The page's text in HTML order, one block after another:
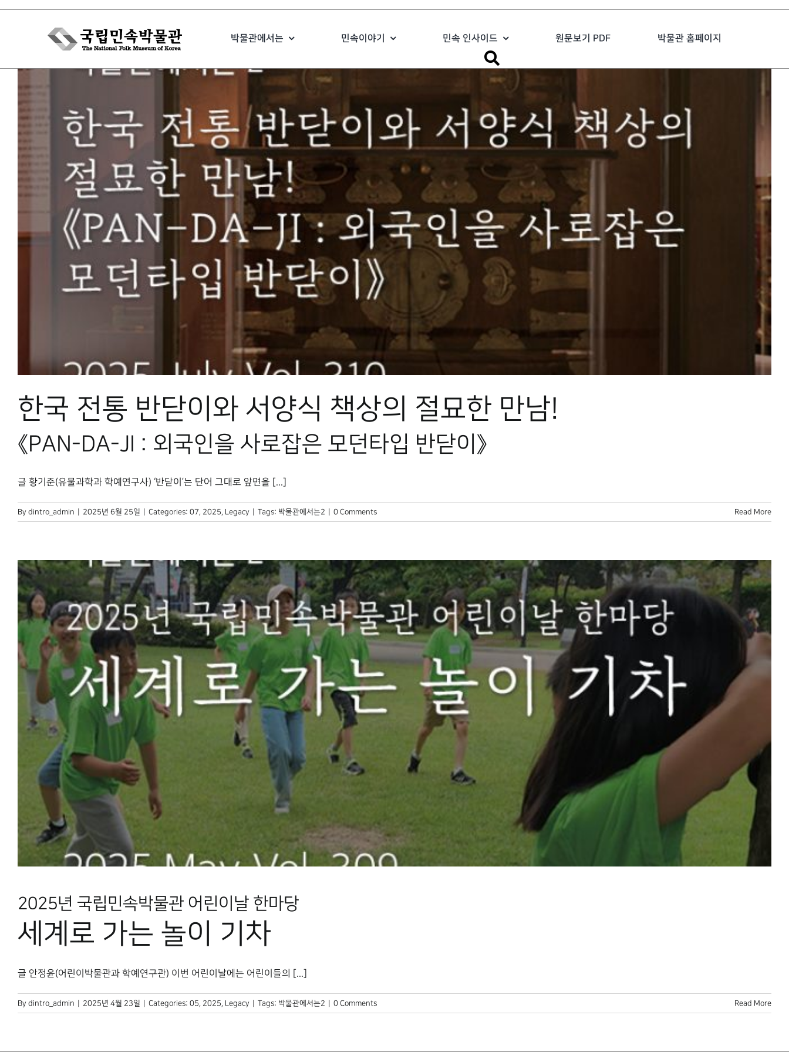
Skip
박물관에서는 민속이야기 민속 인사이드 원문보기 PDF 박물관 홈페이지
한국 전통 반닫이와 서양식 책상의 절묘한 만남!
《PAN-DA-JI : 외국인을 사로잡은 모던타입 반닫이》
글 황기준(유물과학과 학예연구사) ‘반닫이’는 단어 그대로 앞면을 [...]
By dintro_admin 2025년 6월 25일 Categories: 07, 2025, Legacy Tags: 박물관에서는2 0 Comments Read More
2025년 국립민속박물관 어린이날 한마당
세계로 가는 놀이 기차
글 안정윤(어린이박물관과 학예연구관) 이번 어린이날에는 어린이들의 [...]
By dintro_admin 2025년 4월 23일 Categories: 05, 2025, Legacy Tags: 박물관에서는2 0 Comments Read More